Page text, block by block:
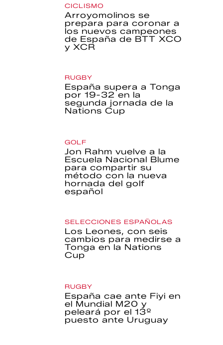
CICLISMO
Arroyomolinos se
prepara para coronar a
los nuevos campeones
de España de BTT XCO
y XCR
RUGBY
España supera a Tonga
por 19-32 en la
segunda jornada de la
Nations Cup
GOLF
Jon Rahm vuelve a la
Escuela Nacional Blume
para compartir su
método con la nueva
hornada del golf
español
SELECCIONES ESPAÑOLAS
Los Leones, con seis
cambios para medirse a
Tonga en la Nations
Cup
RUGBY
España cae ante Fiyi en
el Mundial M20 y
peleará por el 13º
puesto ante Uruguay